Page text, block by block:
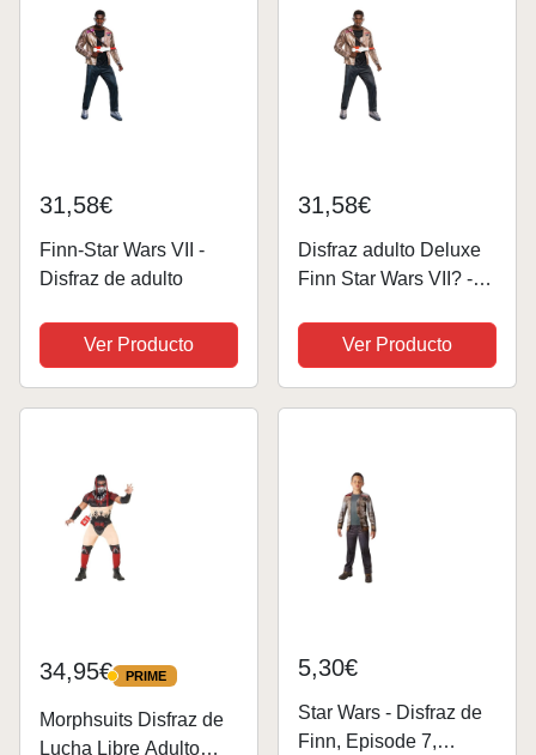
31,58€
Finn-Star Wars VII -
Disfraz de adulto
Ver Producto
31,58€
Disfraz adulto Deluxe
Finn Star Wars VII? -
Ver Producto
34,95€ PRIME
PRIME
Morphsuits Disfraz de
Lucha Libre Adulto
5,30€
Star Wars - Disfraz de
Finn, Episode 7,